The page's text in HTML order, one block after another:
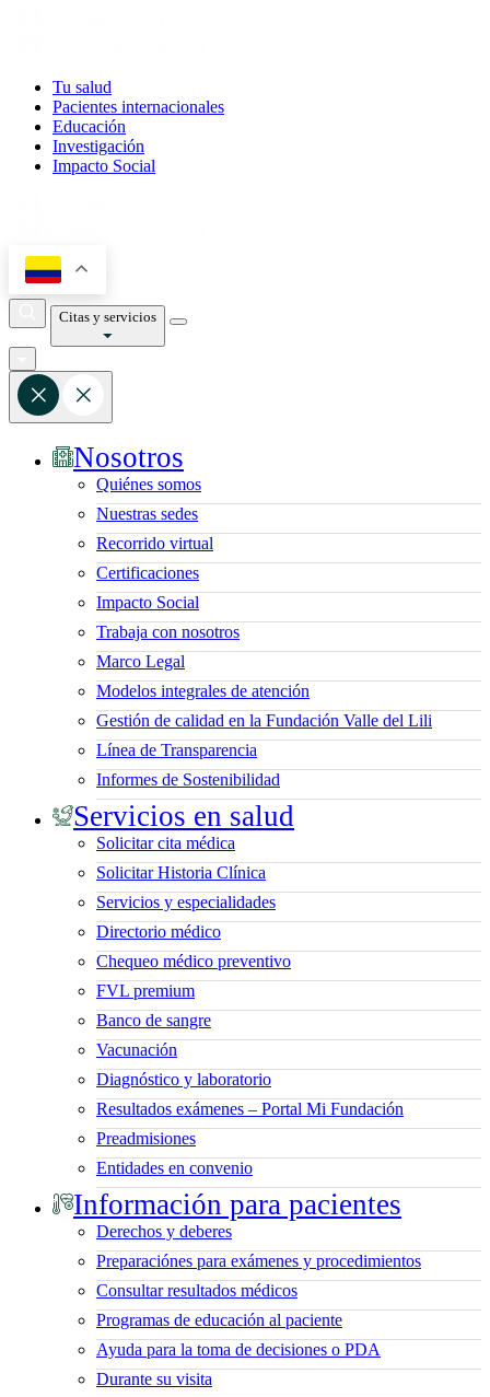
Tu salud
Pacientes internacionales
Educación
Investigación
Impacto Social
Citas y servicios
Nosotros
Quiénes somos
Nuestras sedes
Recorrido virtual
Certificaciones
Impacto Social
Trabaja con nosotros
Marco Legal
Modelos integrales de atención
Gestión de calidad en la Fundación Valle del Lili
Línea de Transparencia
Informes de Sostenibilidad
Servicios en salud
Solicitar cita médica
Solicitar Historia Clínica
Servicios y especialidades
Directorio médico
Chequeo médico preventivo
FVL premium
Banco de sangre
Vacunación
Diagnóstico y laboratorio
Resultados exámenes – Portal Mi Fundación
Preadmisiones
Entidades en convenio
Información para pacientes
Derechos y deberes
Preparaciónes para exámenes y procedimientos
Consultar resultados médicos
Programas de educación al paciente
Ayuda para la toma de decisiones o PDA
Durante su visita